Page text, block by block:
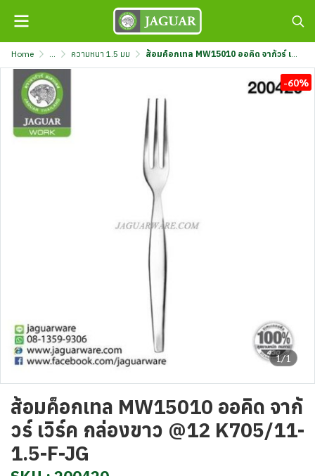
Home ... ความหนา 1.5 มม ส้อมค็อกเทล MW15010 ออคิด จากัวร์ เวิร์ค กล่องขาว @12 K705/11-1.5-F-JG
1/1
-60%
ส้อมค็อกเทล MW15010 ออคิด จากั
วร์ เวิร์ค กล่องขาว @12 K705/11-
1.5-F-JG